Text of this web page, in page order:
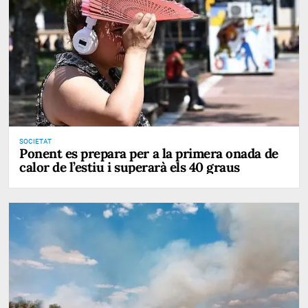
SOCIETAT
Ponent es prepara per a la primera onada de
calor de l’estiu i superarà els 40 graus